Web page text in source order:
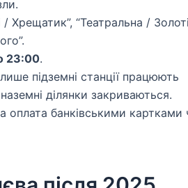
“Театральна / Золоті
23:00.
підземні станції працюють
ділянки закриваються.
оплата банківськими картками